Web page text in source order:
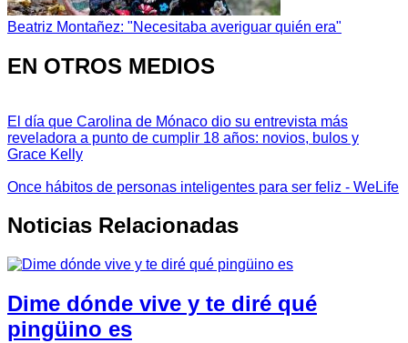
Beatriz Montañez: "Necesitaba averiguar quién era"
EN OTROS MEDIOS
El día que Carolina de Mónaco dio su entrevista más
reveladora a punto de cumplir 18 años: novios, bulos y
Grace Kelly
Once hábitos de personas inteligentes para ser feliz - WeLife
Noticias Relacionadas
Dime dónde vive y te diré qué
pingüino es